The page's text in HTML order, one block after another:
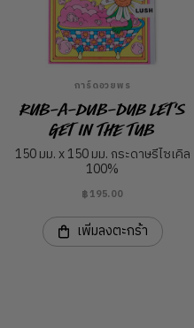
การ์ดอวยพร
Rub-a-dub-dub Let's
Get in the Tub
150 มม. x 150 มม. กระดาษรีไซเคิล
100%
฿195.00
เพิ่มลงตะกร้า